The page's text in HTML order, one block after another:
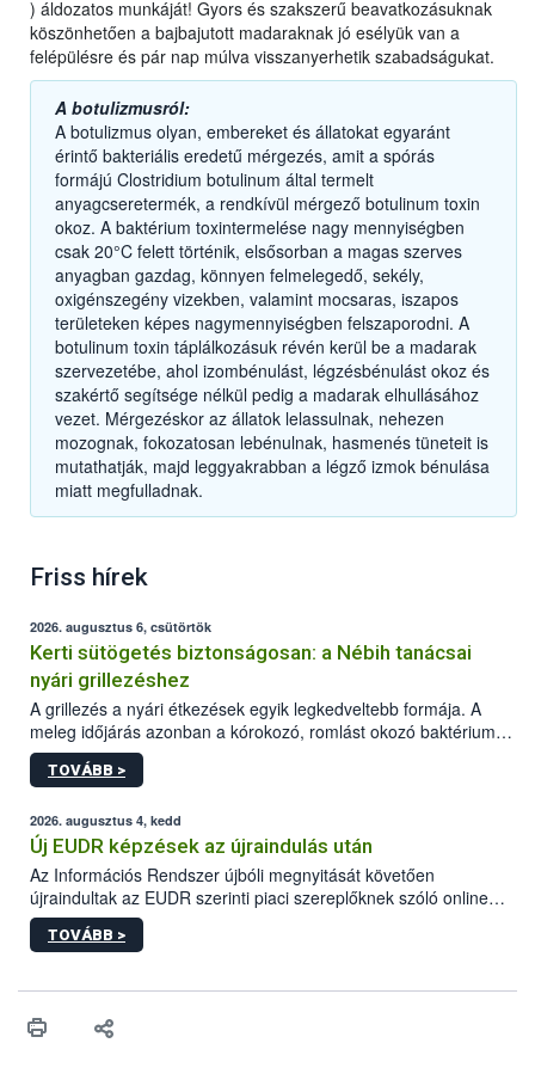
) áldozatos munkáját! Gyors és szakszerű beavatkozásuknak
köszönhetően a bajbajutott madaraknak jó esélyük van a
felépülésre és pár nap múlva visszanyerhetik szabadságukat.
A botulizmusról:
A botulizmus olyan, embereket és állatokat egyaránt
érintő bakteriális eredetű mérgezés, amit a spórás
formájú Clostridium botulinum által termelt
anyagcseretermék, a rendkívül mérgező botulinum toxin
okoz. A baktérium toxintermelése nagy mennyiségben
csak 20°C felett történik, elsősorban a magas szerves
anyagban gazdag, könnyen felmelegedő, sekély,
oxigénszegény vizekben, valamint mocsaras, iszapos
területeken képes nagymennyiségben felszaporodni. A
botulinum toxin táplálkozásuk révén kerül be a madarak
szervezetébe, ahol izombénulást, légzésbénulást okoz és
szakértő segítsége nélkül pedig a madarak elhullásához
vezet. Mérgezéskor az állatok lelassulnak, nehezen
mozognak, fokozatosan lebénulnak, hasmenés tüneteit is
mutathatják, majd leggyakrabban a légző izmok bénulása
miatt megfulladnak.
Friss hírek
2026. augusztus 6, csütörtök
Kerti sütögetés biztonságosan: a Nébih tanácsai
nyári grillezéshez
A grillezés a nyári étkezések egyik legkedveltebb formája. A
meleg időjárás azonban a kórokozó, romlást okozó baktériumok
gyorsabb szaporodásának is kedvez. A szabadtéri sütögetés
ezért nem csupán a megfelelő sütési technikáról szól: legalább
higiéniai szabályok betartása, a megfelelő hőkezelés, valamint a
maradékok szakszerű tárolása. A Nemzeti Élelmiszerlánc-
biztonsági Hivatal (Nébih) Oktatási Programja összegyűjtötte a
biztonságos grillezés legfontosabb tudnivalóit.
TOVÁBB >
2026. augusztus 4, kedd
Új EUDR képzések az újraindulás után
Az Információs Rendszer újbóli megnyitását követően
újraindultak az EUDR szerinti piaci szereplőknek szóló online
képzések.
TOVÁBB >